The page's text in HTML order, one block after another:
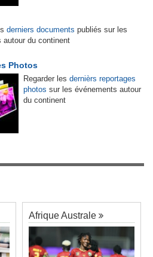
derniers documents publiés sur les
autour du continent
Photos
Regarder les dernièrs reportages
photos sur les événements autour
du continent
Afrique Australe